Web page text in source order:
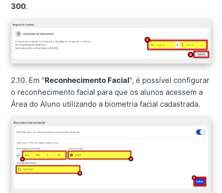
300.
2.10. Em "Reconhecimento Facial", é possível configurar
o reconhecimento facial para que os alunos acessem a
Área do Aluno utilizando a biometria facial cadastrada.